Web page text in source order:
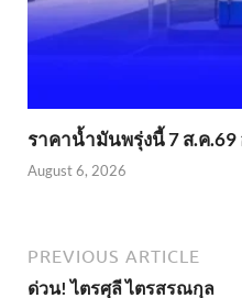
ราคาน้ำมันพรุ่งนี้ 7 ส.ค
August 6, 2026
PREVIOUS ARTICLE
ด่วน! ไตรศุลี ไตรสรณกุล